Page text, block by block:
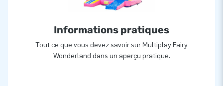
Informations pratiques
Tout ce que vous devez savoir sur Multiplay Fairy
Wonderland dans un aperçu pratique.